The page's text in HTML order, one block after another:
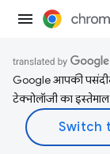
Google आपकी
टेक्नोलॉजी का